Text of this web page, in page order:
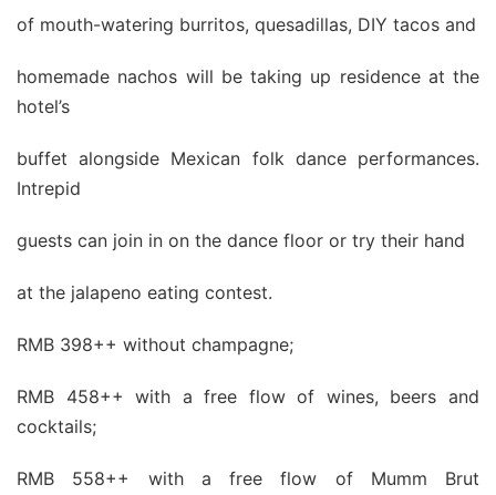
of mouth-watering burritos, quesadillas, DIY tacos and
homemade nachos will be taking up residence at the
hotel’s
buffet alongside Mexican folk dance performances.
Intrepid
guests can join in on the dance floor or try their hand
at the jalapeno eating contest.
RMB 398++ without champagne;
RMB 458++ with a free flow of wines, beers and
cocktails;
RMB 558++ with a free flow of Mumm Brut